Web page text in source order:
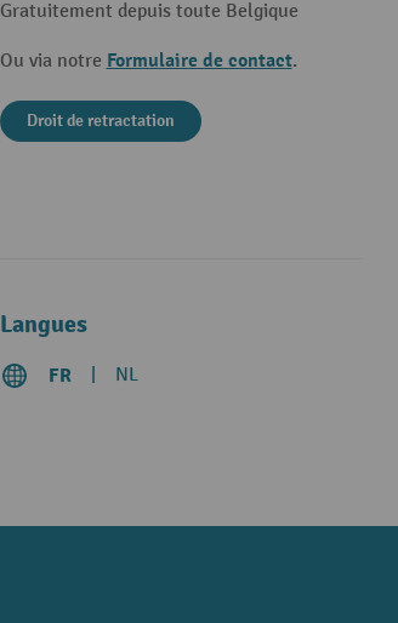
Gratuitement depuis toute Belgique
Ou via notre Formulaire de contact.
Droit de retractation
Langues
FR NL